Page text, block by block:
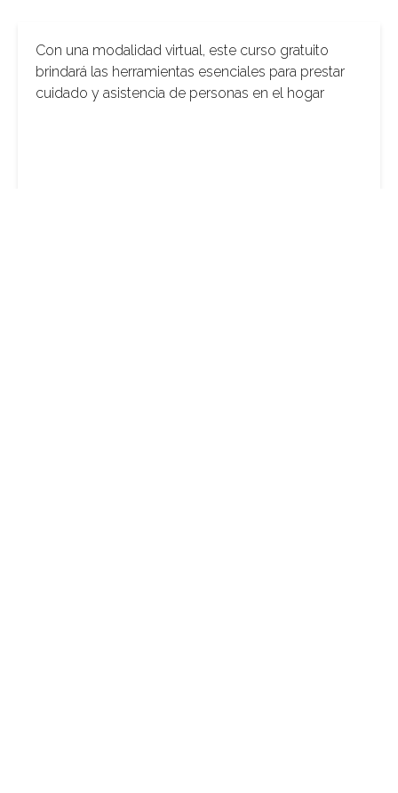
Con una modalidad virtual, este curso gratuito
brindará las herramientas esenciales para prestar
cuidado y asistencia de personas en el hogar